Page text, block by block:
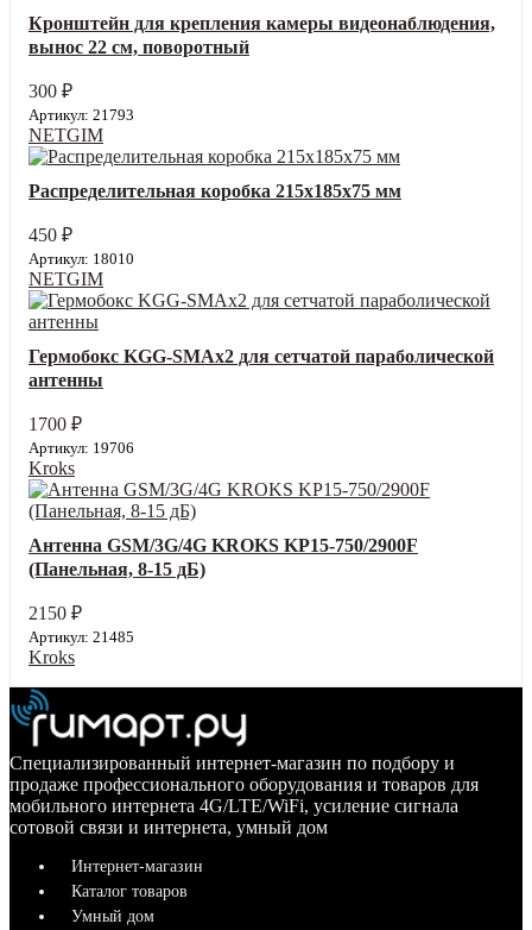
Кронштейн для крепления камеры видеонаблюдения,
вынос 22 см, поворотный
300 ₽
Артикул: 21793
NETGIM
Распределительная коробка 215x185x75 мм
450 ₽
Артикул: 18010
NETGIM
Гермобокс KGG-SMAx2 для сетчатой параболической
антенны
1700 ₽
Артикул: 19706
Kroks
Антенна GSM/3G/4G KROKS KP15-750/2900F
(Панельная, 8-15 дБ)
2150 ₽
Артикул: 21485
Kroks
Специализированный интернет-магазин по подбору и
продаже профессионального оборудования и товаров для
мобильного интернета 4G/LTE/WiFi, усиление сигнала
сотовой связи и интернета, умный дом
Интернет-магазин
Каталог товаров
Умный дом